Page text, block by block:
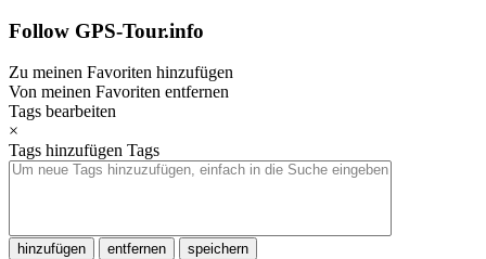
Follow GPS-Tour.info
Zu meinen Favoriten hinzufügen
Von meinen Favoriten entfernen
Tags bearbeiten
×
Tags hinzufügen Tags
hinzufügen entfernen speichern